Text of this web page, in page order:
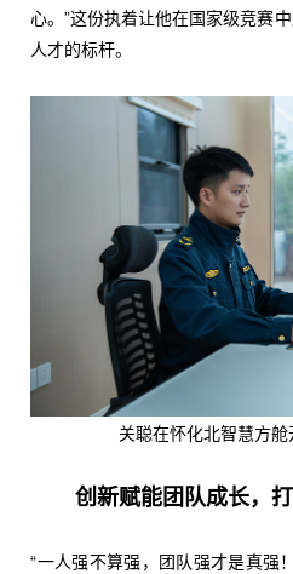
心。”这份执着让他在国家级竞赛
人才的标杆。
关聪在怀化北智慧方
创新赋能团队成长，
“一人强不算强，团队强才是真强